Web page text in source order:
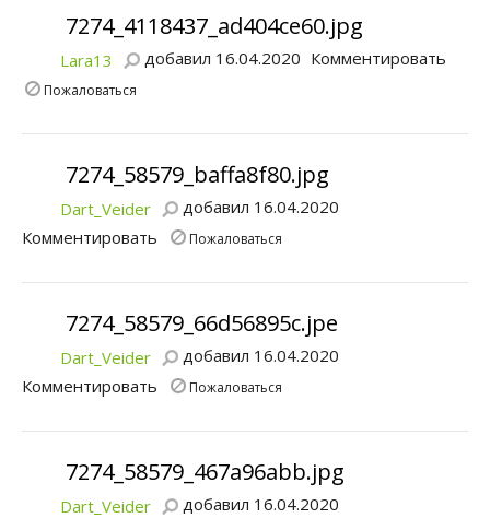
7274_4118437_ad404ce60.jpg
Lara13 добавил 16.04.2020 Комментировать
Пожаловаться
7274_58579_baffa8f80.jpg
Dart_Veider
добавил 16.04.2020
Комментировать
Пожаловаться
7274_58579_66d56895c.jpe
Dart_Veider
добавил 16.04.2020
Комментировать
Пожаловаться
7274_58579_467a96abb.jpg
Dart_Veider
добавил 16.04.2020